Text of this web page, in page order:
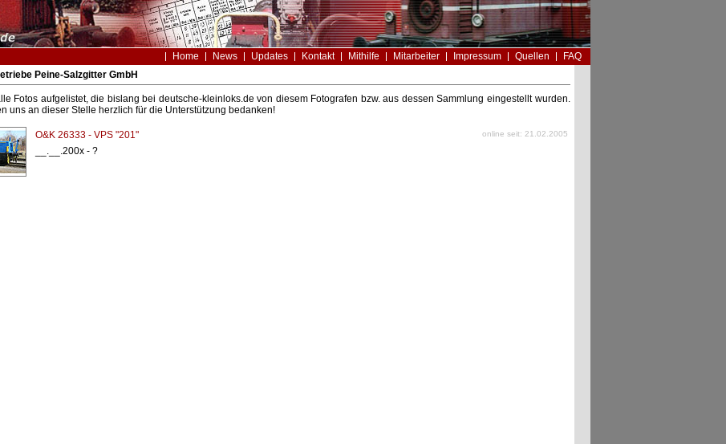
Home News Updates Kontakt Mithilfe Mitarbeiter Impressum Quellen
FAQ
Peine-Salzgitter GmbH
Fotos aufgelistet, die bislang bei deutsche-kleinloks.de von diesem Fotografen bzw. aus dessen Sammlung eingestellt wurden.
uns an dieser Stelle herzlich für die Unterstützung bedanken!
O&K 26333 - VPS "201" online seit: 21.02.2005
__.__.200x - ?